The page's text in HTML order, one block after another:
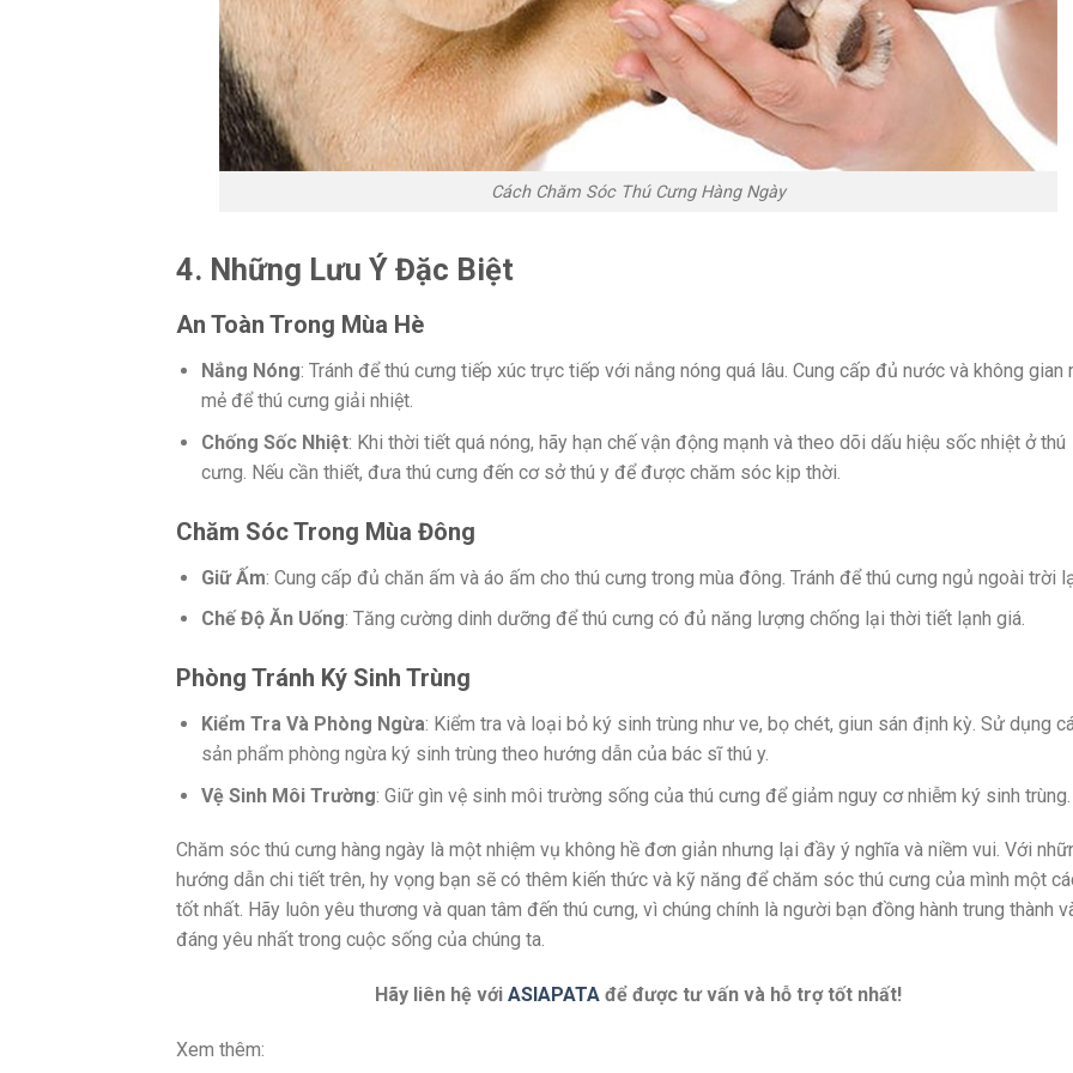
Cách Chăm Sóc Thú Cưng Hàng Ngày
4. Những Lưu Ý Đặc Biệt
An Toàn Trong Mùa Hè
Nắng Nóng: Tránh để thú cưng tiếp xúc trực tiếp với nắng nóng quá lâu. Cung cấp đủ nước và không gian
mẻ để thú cưng giải nhiệt.
Chống Sốc Nhiệt: Khi thời tiết quá nóng, hãy hạn chế vận động mạnh và theo dõi dấu hiệu sốc nhiệt ở thú
cưng. Nếu cần thiết, đưa thú cưng đến cơ sở thú y để được chăm sóc kịp thời.
Chăm Sóc Trong Mùa Đông
Giữ Ấm: Cung cấp đủ chăn ấm và áo ấm cho thú cưng trong mùa đông. Tránh để thú cưng ngủ ngoài trời
Chế Độ Ăn Uống: Tăng cường dinh dưỡng để thú cưng có đủ năng lượng chống lại thời tiết lạnh giá.
Phòng Tránh Ký Sinh Trùng
Kiểm Tra Và Phòng Ngừa: Kiểm tra và loại bỏ ký sinh trùng như ve, bọ chét, giun sán định kỳ. Sử dụng
sản phẩm phòng ngừa ký sinh trùng theo hướng dẫn của bác sĩ thú y.
Vệ Sinh Môi Trường: Giữ gìn vệ sinh môi trường sống của thú cưng để giảm nguy cơ nhiễm ký sinh trùng.
Chăm sóc thú cưng hàng ngày là một nhiệm vụ không hề đơn giản nhưng lại đầy ý nghĩa và niềm vui. Với
hướng dẫn chi tiết trên, hy vọng bạn sẽ có thêm kiến thức và kỹ năng để chăm sóc thú cưng của mình một
tốt nhất. Hãy luôn yêu thương và quan tâm đến thú cưng, vì chúng chính là người bạn đồng hành trung thành
đáng yêu nhất trong cuộc sống của chúng ta.
Hãy liên hệ vớiASIAPATA để được tư vấn và hỗ trợ tốt nhất!
Xem thêm: